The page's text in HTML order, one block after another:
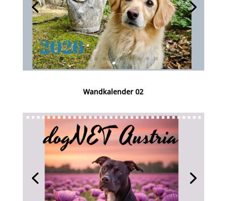
Wandkalender 02